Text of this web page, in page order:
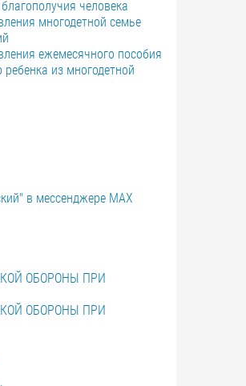
человека
многодетной семье
ежемесячного пособия
из многодетной
в мессенджере MAX
ОБОРОНЫ ПРИ
ОБОРОНЫ ПРИ